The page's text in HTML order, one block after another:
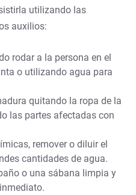
utilizando las
auxilios:
rodar a la persona en el
o utilizando agua para
quitando la ropa de la
las partes afectadas con
remover o diluir el
cantidades de agua.
o una sábana limpia y